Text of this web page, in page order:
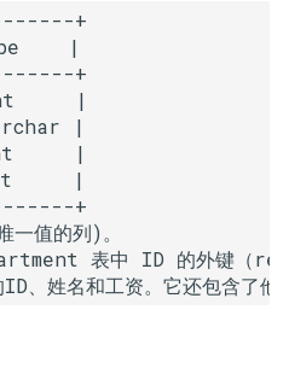
+
|
+
|
|
|
|
+
值的列)。
表中 ID 的外键（